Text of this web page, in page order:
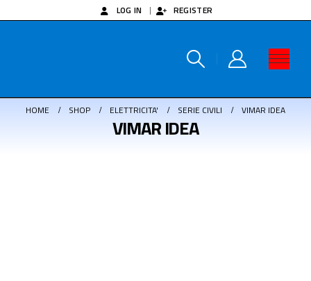
LOG IN REGISTER
HOME SHOP ELETTRICITA' SERIE CIVILI VIMAR IDEA
VIMAR IDEA